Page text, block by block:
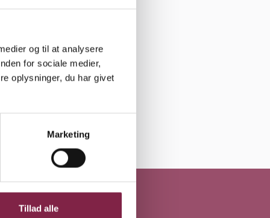
og til at analysere
for sociale medier,
oplysninger, du har givet
Marketing
Tillad alle